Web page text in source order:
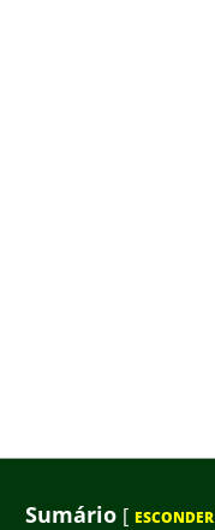
Sumário [ ESCONDER